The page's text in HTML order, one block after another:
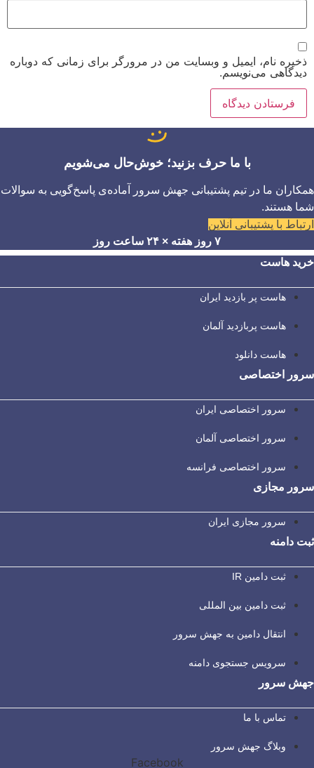
ذخیره نام، ایمیل و وبسایت من در مرورگر برای زمانی که دوباره
دیدگاهی می‌نویسم.
با ما حرف بزنید؛ خوش‌حال می‌شویم
همکاران ما در تیم پشتیبانی جهش سرور آماده‌ی پاسخ‌گویی به سوالات
شما هستند.
ارتباط با پشتیبانی آنلاین
۷ روز هفته × ۲۴ ساعت روز
خرید هاست
هاست پر بازدید ایران
هاست پربازدید آلمان
هاست دانلود
سرور اختصاصی
سرور اختصاصی ایران
سرور اختصاصی آلمان
سرور اختصاصی فرانسه
سرور مجازی
سرور مجازی ایران
ثبت دامنه
ثبت دامین IR
ثبت دامین بین المللی
انتقال دامین به جهش سرور
سرویس جستجوی دامنه
جهش سرور
تماس با ما
وبلاگ جهش سرور
Facebook